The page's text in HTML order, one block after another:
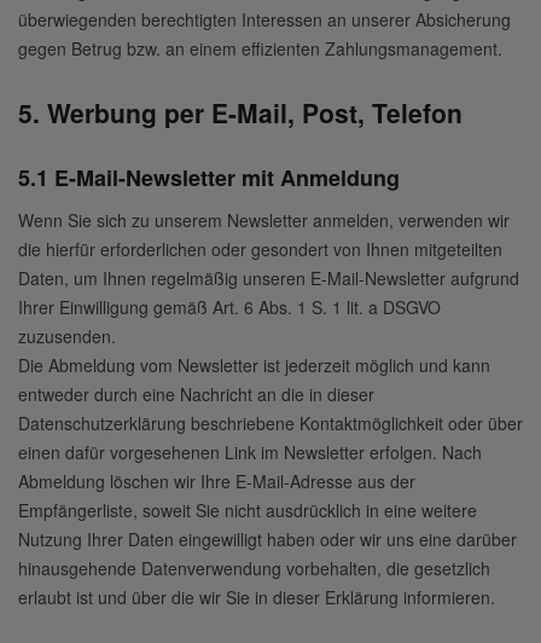
überwiegenden berechtigten Interessen an unserer Absicherung
gegen Betrug bzw. an einem effizienten Zahlungsmanagement.
5. Werbung per E-Mail, Post, Telefon
5.1 E-Mail-Newsletter mit Anmeldung
Wenn Sie sich zu unserem Newsletter anmelden, verwenden wir
die hierfür erforderlichen oder gesondert von Ihnen mitgeteilten
Daten, um Ihnen regelmäßig unseren E-Mail-Newsletter aufgrund
Ihrer Einwilligung gemäß Art. 6 Abs. 1 S. 1 lit. a DSGVO
zuzusenden.
Die Abmeldung vom Newsletter ist jederzeit möglich und kann
entweder durch eine Nachricht an die in dieser
Datenschutzerklärung beschriebene Kontaktmöglichkeit oder über
einen dafür vorgesehenen Link im Newsletter erfolgen. Nach
Abmeldung löschen wir Ihre E-Mail-Adresse aus der
Empfängerliste, soweit Sie nicht ausdrücklich in eine weitere
Nutzung Ihrer Daten eingewilligt haben oder wir uns eine darüber
hinausgehende Datenverwendung vorbehalten, die gesetzlich
erlaubt ist und über die wir Sie in dieser Erklärung informieren.